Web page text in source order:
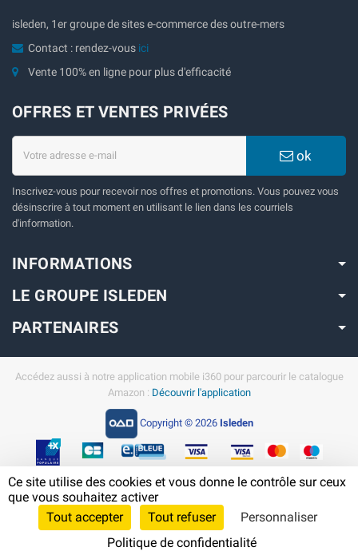
isleden, 1er groupe de sites e-commerce des outre-mers
Contact : rendez-vous ici
Vente 100% en ligne pour plus d'efficacité
OFFRES ET VENTES PRIVÉES
ok
Inscrivez-vous pour recevoir nos offres et promotions. Vous pouvez vous
désinscrire à tout moment en utilisant le lien dans les courriels
d'information.
INFORMATIONS
LE GROUPE ISLEDEN
PARTENAIRES
Accédez aussi à notre application mobile i360 pour parcourir le catalogue
Amazon : Découvrir l'application
Copyright © 2026 Isleden
En savoir plus sur Amazon en Guadeloupe
Cliquez-ici pour modifier vos préférences en matière de cookies
Ce site utilise des cookies et vous donne le contrôle sur ceux
que vous souhaitez activer
Tout accepter
Tout refuser
Personnaliser
Politique de confidentialité